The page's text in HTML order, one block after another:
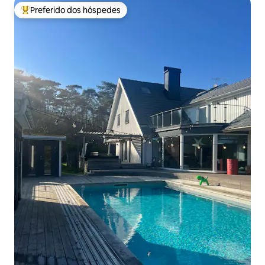
Entre os melhores preferidos dos hóspedes
Preferido dos hóspedes